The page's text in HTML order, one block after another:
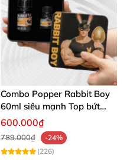
Combo Popper Rabbit Boy
60ml siêu mạnh Top bứt
phá giới hạn
600.000₫
789.000₫
-24%
(226)